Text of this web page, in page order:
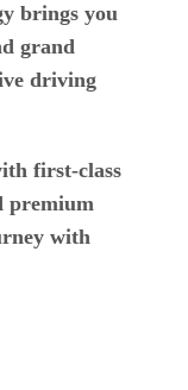
brings you
grand
driving
first-class
premium
with